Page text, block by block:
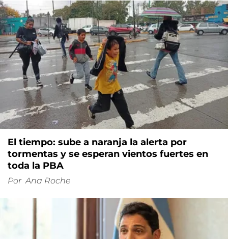
El tiempo: sube a naranja la alerta por
tormentas y se esperan vientos fuertes en
toda la PBA
Por Ana Roche